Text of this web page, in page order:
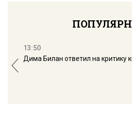
13:50
Дима Билан ответил на критику